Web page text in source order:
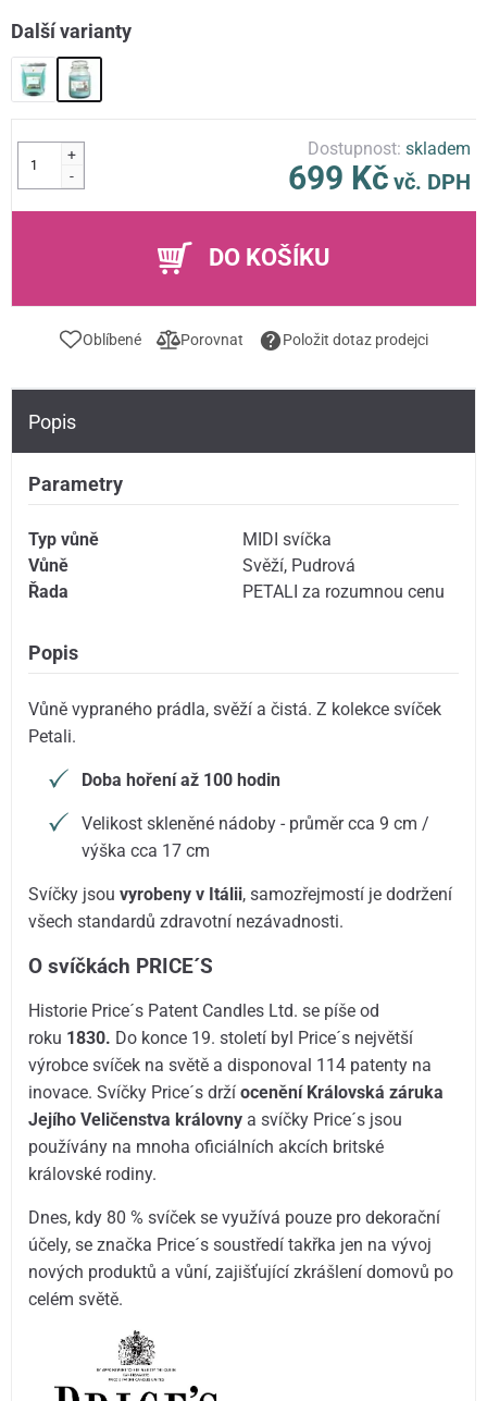
Další varianty
+
-
Dostupnost:skladem
699 Kč vč. DPH
DO KOŠÍKU
Oblíbené Porovnat Položit dotaz prodejci
Popis
Parametry
Typ vůně
MIDI svíčka
Vůně
Svěží, Pudrová
Řada
PETALI za rozumnou cenu
Popis
Vůně vypraného prádla, svěží a čistá. Z kolekce svíček
Petali.
Doba hoření až 100 hodin
Velikost skleněné nádoby - průměr cca 9 cm /
výška cca 17 cm
Svíčky jsouvyrobeny v Itálii, samozřejmostí je dodržení
všech standardů zdravotní nezávadnosti.
O svíčkách PRICE´S
Historie Price´s Patent Candles Ltd. se píše od
roku 1830. Do konce 19. století byl Price´s největší
výrobce svíček na světě a disponoval 114 patenty na
inovace. Svíčky Price´s držíocenění Královská záruka
Jejího Veličenstva královny a svíčky Price´s jsou
používány na mnoha oficiálních akcích britské
královské rodiny.
Dnes, kdy 80 % svíček se využívá pouze pro dekorační
účely, se značka Price´s soustředí takřka jen na vývoj
nových produktů a vůní, zajišťující zkrášlení domovů po
celém světě.